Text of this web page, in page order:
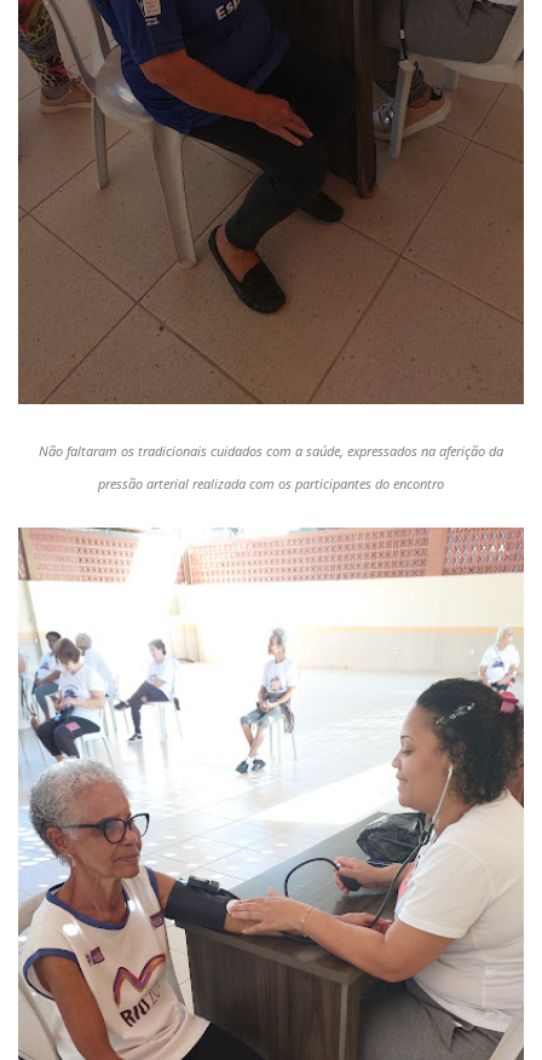
Não faltaram os tradicionais cuidados com a saúde, expressados na aferição da
pressão arterial realizada com os participantes do encontro